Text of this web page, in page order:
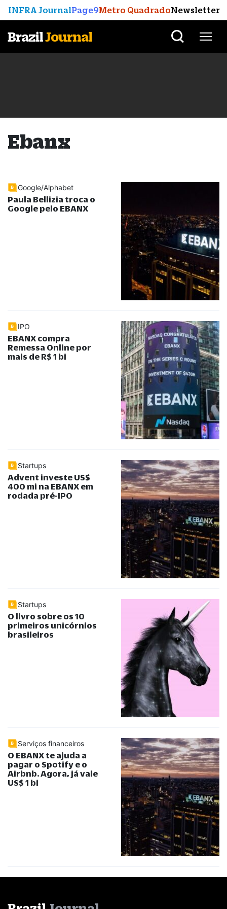
INFRA JournalPage9Metro QuadradoNewsletter
BrazilJournal
Ebanx
Google/Alphabet
Paula Bellizia troca o
Google pelo EBANX
IPO
EBANX compra
Remessa Online por
mais de R$ 1 bi
Startups
Advent investe US$
400 mi na EBANX em
rodada pré-IPO
Startups
O livro sobre os 10
primeiros unicórnios
brasileiros
Serviços financeiros
O EBANX te ajuda a
pagar o Spotify e o
Airbnb. Agora, já vale
US$ 1 bi